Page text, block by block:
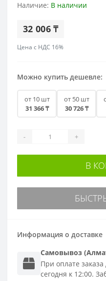
Наличие: В наличии
32 006 ₸
Цена с НДС 16%
Можно купить дешевле:
от 10 шт
31 366 ₸
от 50 шт
30 726 ₸
- +
В
Информация о доставке
Самовывоз
При оплате заказа
сегодня к 12:00.